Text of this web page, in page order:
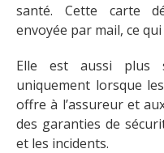
santé. Cette carte
envoyée par mail, ce
Elle est aussi plus
uniquement lorsque
offre à l’assureur et
des garanties de
et les incidents.